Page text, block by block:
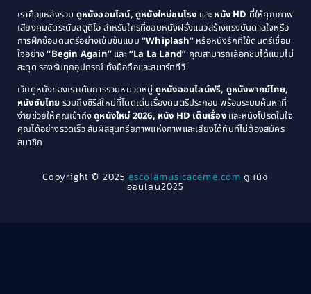
Coming of Age ก้าวพ้นวัย(1)
Coming-of-Age(3)
Community(1)
Crime อาชญากรรม(289)
Cult Film(4)
1979
1978
1976
1975
1974
1971
1970
1969
1968
1964
1963
1940
เราคือแหล่งรวม ดูหนังออนไลน์, ดูหนังใหม่ชนโรง และ หนัง HD ที่ให้คุณภาพ
เสียงคมชัดระดับสตูดิโอ สำหรับใครที่ชอบหนังฝรั่งแนวสร้างแรงบันดาลใจหรือ
การฝึกซ้อมดนตรีอย่างเข้มข้นแบบ “Whiplash” หรือหนังรักที่ใช้ดนตรีเชื่อม
ใจอย่าง“Begin Again” และ“La La Land” คุณสามารถเลือกชมได้แบบไม่
สะดุด รองรับทุกอุปกรณ์ ทั้งมือถือและสมาร์ททีวี
เว็บดูหนังของเราเน้นการรวมหมวดหมู่ ดูหนังออนไลน์ฟรี, ดูหนังพากย์ไทย,
หนังซับไทย รวมถึงซีรีส์ใหม่ที่โดดเด่นเรื่องดนตรีประกอบ พร้อมระบบค้นหาที่
ง่ายช่วยให้คุณเข้าถึงดูหนังใหม่ 2026, หนัง HD เต็มเรื่องและหนังโปรดในใจ
คุณได้อย่างรวดเร็ว สัมผัสสุนทรียภาพแห่งภาพและเสียงได้ทันทีไม่ต้องสมัคร
สมาชิก
Copyright © 2025escolamusicaceme.com ดูหนัง
ออนไลน์2025